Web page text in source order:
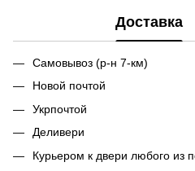
Доставка
Самовывоз (р-н 7-км)
Новой почтой
Укрпочтой
Деливери
Курьером к двери любого из